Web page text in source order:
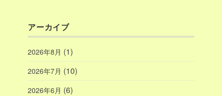
アーカイブ
2026年8月 (1)
2026年7月 (10)
2026年6月 (6)